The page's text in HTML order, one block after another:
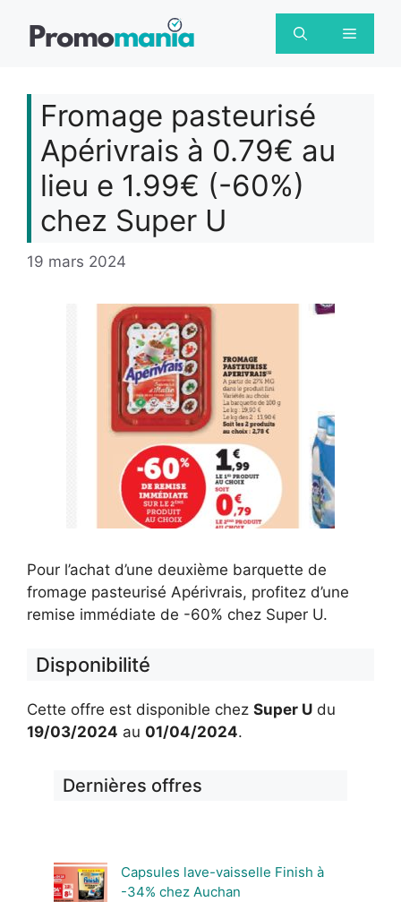
Menu
Fromage pasteurisé
Apérivrais à 0.79€ au
lieu e 1.99€ (-60%)
chez Super U
19 mars 2024
Pour l’achat d’une deuxième barquette de
fromage pasteurisé Apérivrais, profitez d’une
remise immédiate de -60% chez Super U.
Disponibilité
Cette offre est disponible chez Super U du
19/03/2024 au 01/04/2024.
Dernières offres
Capsules lave-vaisselle Finish à
-34% chez Auchan